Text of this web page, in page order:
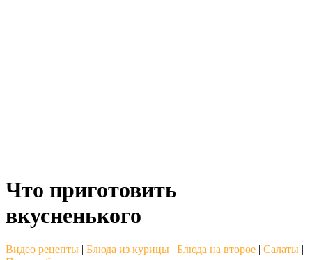
Что приготовить
вкусненького
Видео рецепты | Блюда из курицы | Блюда на второе | Салаты |